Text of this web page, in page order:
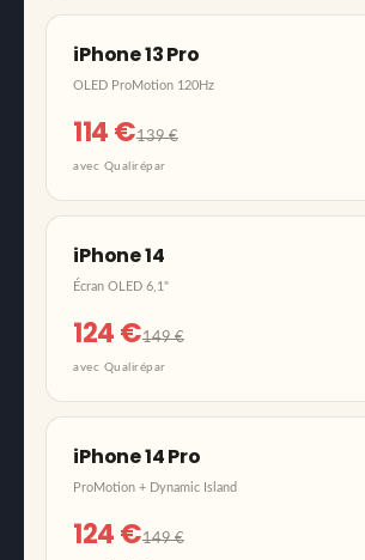
iPhone 13 Pro
OLED ProMotion 120Hz
114 €139 €
avec Qualirépar
iPhone 14
Écran OLED 6,1"
124 €149 €
avec Qualirépar
iPhone 14 Pro
ProMotion + Dynamic Island
124 €149 €